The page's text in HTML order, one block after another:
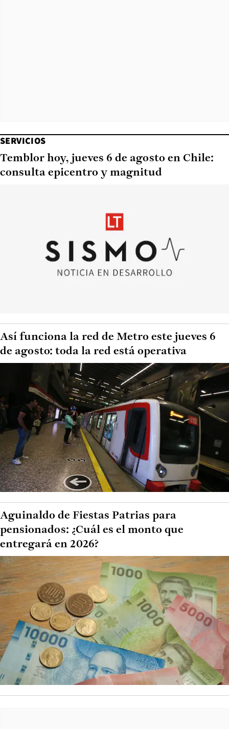
SERVICIOS
Temblor hoy, jueves 6 de agosto en Chile:
consulta epicentro y magnitud
Así funciona la red de Metro este jueves 6
de agosto: toda la red está operativa
Aguinaldo de Fiestas Patrias para
pensionados: ¿Cuál es el monto que
entregará en 2026?